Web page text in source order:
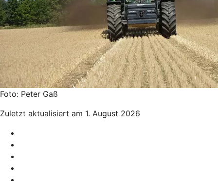
Foto: Peter Gaß
Zuletzt aktualisiert am 1. August 2026